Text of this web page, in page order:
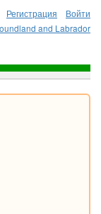
Регистрация
Войти
and Labrador